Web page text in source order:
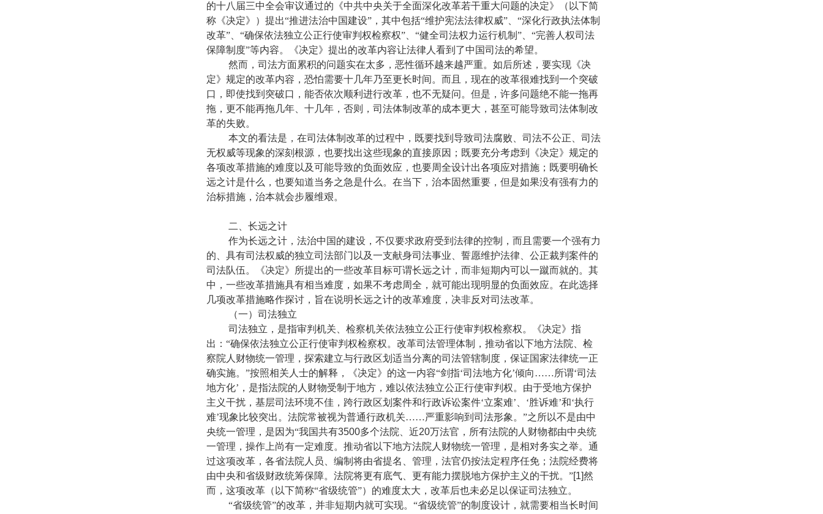
的十八届三中全会审议通过的《中共中央关于全面深化改革若干重大问题的决定》（以下简
称《决定》）提出“推进法治中国建设”，其中包括“维护宪法法律权威”、“深化行政执法体制
改革”、“确保依法独立公正行使审判权检察权”、“健全司法权力运行机制”、“完善人权司法
保障制度”等内容。《决定》提出的改革内容让法律人看到了中国司法的希望。
然而，司法方面累积的问题实在太多，恶性循环越来越严重。如后所述，要实现《决
定》规定的改革内容，恐怕需要十几年乃至更长时间。而且，现在的改革很难找到一个突破
口，即使找到突破口，能否依次顺利进行改革，也不无疑问。但是，许多问题绝不能一拖再
拖，更不能再拖几年、十几年，否则，司法体制改革的成本更大，甚至可能导致司法体制改
革的失败。
本文的看法是，在司法体制改革的过程中，既要找到导致司法腐败、司法不公正、司法
无权威等现象的深刻根源，也要找出这些现象的直接原因；既要充分考虑到《决定》规定的
各项改革措施的难度以及可能导致的负面效应，也要周全设计出各项应对措施；既要明确长
远之计是什么，也要知道当务之急是什么。在当下，治本固然重要，但是如果没有强有力的
治标措施，治本就会步履维艰。
二、长远之计
作为长远之计，法治中国的建设，不仅要求政府受到法律的控制，而且需要一个强有力
的、具有司法权威的独立司法部门以及一支献身司法事业、誓愿维护法律、公正裁判案件的
司法队伍。《决定》所提出的一些改革目标可谓长远之计，而非短期内可以一蹴而就的。其
中，一些改革措施具有相当难度，如果不考虑周全，就可能出现明显的负面效应。在此选择
几项改革措施略作探讨，旨在说明长远之计的改革难度，决非反对司法改革。
（一）司法独立
司法独立，是指审判机关、检察机关依法独立公正行使审判权检察权。《决定》指
出：“确保依法独立公正行使审判权检察权。改革司法管理体制，推动省以下地方法院、检
察院人财物统一管理，探索建立与行政区划适当分离的司法管辖制度，保证国家法律统一正
确实施。”按照相关人士的解释，《决定》的这一内容“剑指‘司法地方化’倾向……所谓‘司法
地方化’，是指法院的人财物受制于地方，难以依法独立公正行使审判权。由于受地方保护
主义干扰，基层司法环境不佳，跨行政区划案件和行政诉讼案件‘立案难’、‘胜诉难’和‘执行
难’现象比较突出。法院常被视为普通行政机关……严重影响到司法形象。”之所以不是由中
央统一管理，是因为“我国共有3500多个法院、近20万法官，所有法院的人财物都由中央统
一管理，操作上尚有一定难度。推动省以下地方法院人财物统一管理，是相对务实之举。通
过这项改革，各省法院人员、编制将由省提名、管理，法官仍按法定程序任免；法院经费将
由中央和省级财政统筹保障。法院将更有底气、更有能力摆脱地方保护主义的干扰。”[1]然
而，这项改革（以下简称“省级统管”）的难度太大，改革后也未必足以保证司法独立。
“省级统管”的改革，并非短期内就可实现。“省级统管”的制度设计，就需要相当长时间